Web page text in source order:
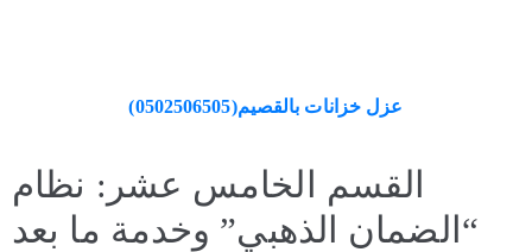
عزل خزانات بالقصيم(0502506505)
القسم الخامس عشر: نظام
“الضمان الذهبي” وخدمة ما بعد